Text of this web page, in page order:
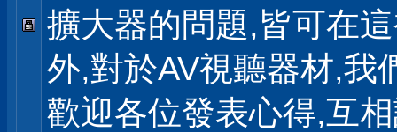
擴大器的問題,皆可在
外,對於AV視聽器材,我
歡迎各位發表心得,互